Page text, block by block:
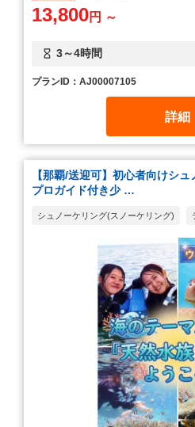
3～4時間
13,800円 ～
プランID：AJ00007105
詳細
【那覇/送迎可】初心者向けシ
プロガイド付き少 …
シュノーケリング(スノーケリング)
入場・入園チケット